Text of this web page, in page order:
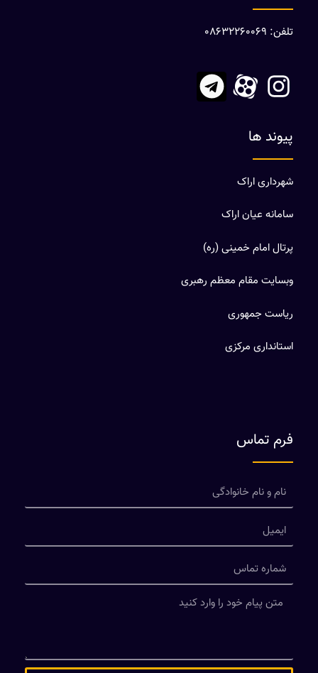
تلفن: 08632260069
پیوند ها
شهرداری اراک
سامانه عیان اراک
پرتال امام خمینی (ره)
وبسایت مقام معظم رهبری
ریاست جمهوری
استانداری مرکزی
فرم تماس